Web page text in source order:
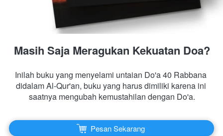
Masih Saja Meragukan Kekuatan Doa?
Inilah buku yang menyelami untaian Do'a 40 Rabbana
didalam Al-Qur'an, buku yang harus dimiliki karena ini
saatnya mengubah kemustahilan dengan Do'a.
` Pesan Sekarang